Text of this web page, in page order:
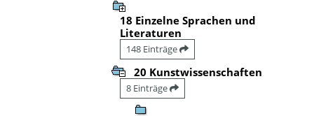
18 Einzelne Sprachen und
Literaturen
148 Einträge
20 Kunstwissenschaften
8 Einträge